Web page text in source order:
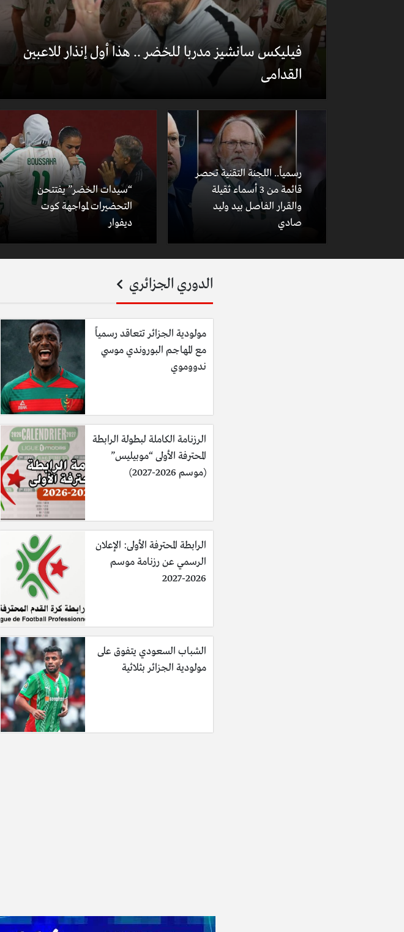
فيليكس سانشيز مدربا للخضر .. هذا أول إنذار للاعبين
القدامى
رسمياً.. اللجنة التقنية تحصر
قائمة من 3 أسماء ثقيلة
والقرار الفاصل بيد وليد
صادي
“سيدات الخضر” يفتتحن
التحضيرات لمواجهة كوت
ديفوار
الدوري الجزائري
مولودية الجزائر تتعاقد رسمياً
مع المهاجم البوروندي موسي
ندووموي
الرزنامة الكاملة لبطولة الرابطة
المحترفة الأولى “موبيليس”
(موسم 2026-2027)
الرابطة المحترفة الأولى: الإعلان
الرسمي عن رزنامة موسم
2026-2027
الشباب السعودي يتفوق على
مولودية الجزائر بثلاثية